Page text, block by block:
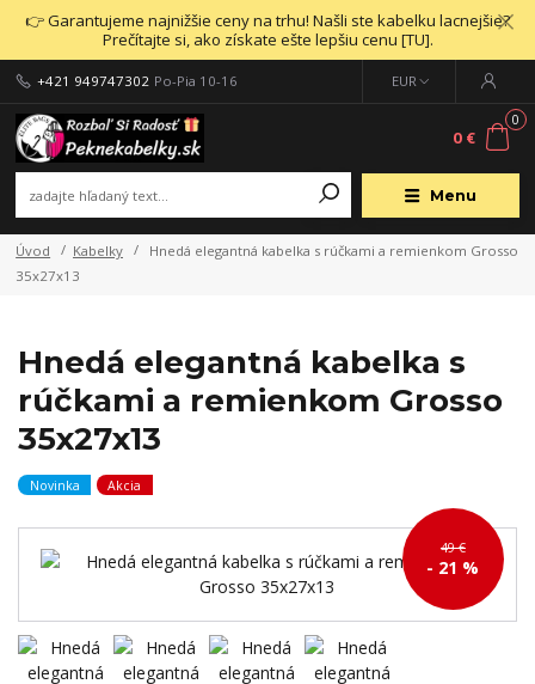
👉 Garantujeme najnižšie ceny na trhu! Našli ste kabelku lacnejšie?
Prečítajte si, ako získate ešte lepšiu cenu [TU].
Menu
EUR
+421 949747302 Po-Pia 10-16
0
0 €
Úvod Kabelky
Hnedá elegantná kabelka s rúčkami a remienkom Grosso
35x27x13
Hnedá elegantná kabelka s
rúčkami a remienkom Grosso
35x27x13
Novinka Akcia
49 €
- 21 %